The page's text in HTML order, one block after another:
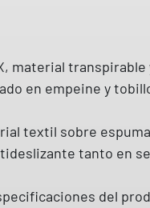
material
en empeine y
textil sobre
tanto en
del